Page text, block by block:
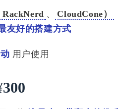
RackNerd 、 CloudCone）
友好的搭建方式
用户使用